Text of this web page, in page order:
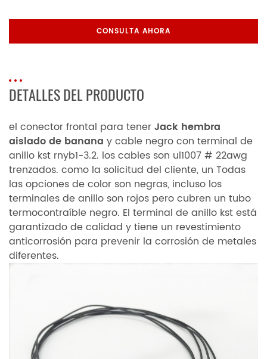
CONSULTA AHORA
DETALLES DEL PRODUCTO
el conector frontal para tenerJack hembra
aislado de banana y cable negro con terminal de
anillo kst rnyb1-3.2. los cables son ul1007 # 22awg
trenzados. como la solicitud del cliente, un Todas
las opciones de color son negras, incluso los
terminales de anillo son rojos pero cubren un tubo
termocontraíble negro. El terminal de anillo kst está
garantizado de calidad y tiene un revestimiento
anticorrosión para prevenir la corrosión de metales
diferentes.